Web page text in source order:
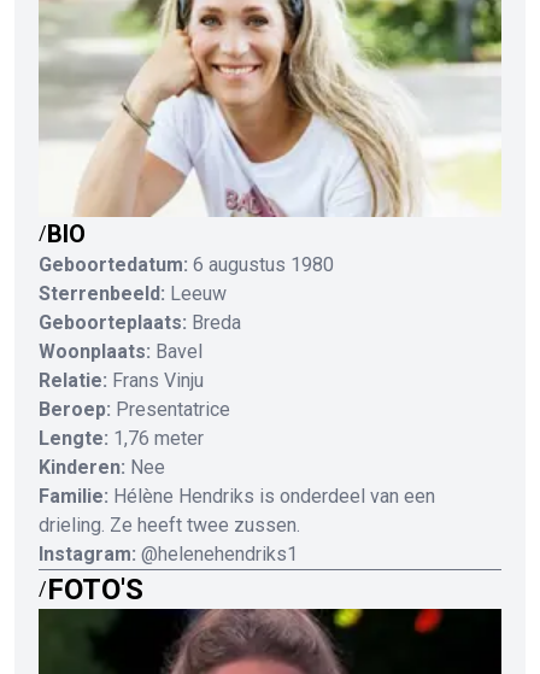
/BIO
Geboortedatum: 6 augustus 1980
Sterrenbeeld: Leeuw
Geboorteplaats: Breda
Woonplaats: Bavel
Relatie: Frans Vinju
Beroep: Presentatrice
Lengte: 1,76 meter
Kinderen: Nee
Familie: Hélène Hendriks is onderdeel van een
drieling. Ze heeft twee zussen.
Instagram: @helenehendriks1
/FOTO'S